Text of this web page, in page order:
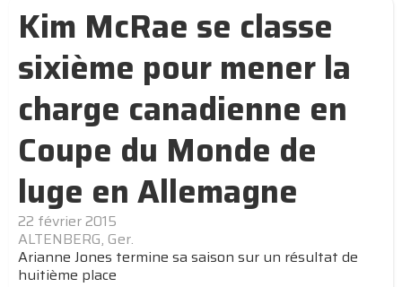
Kim McRae se classe
sixième pour mener la
charge canadienne en
Coupe du Monde de
luge en Allemagne
22 février 2015
ALTENBERG, Ger.
Arianne Jones termine sa saison sur un résultat de
huitième place